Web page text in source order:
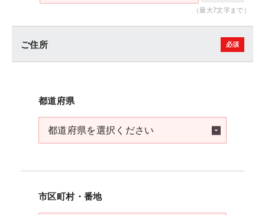
（最大7文字まで）
ご住所
都道府県
市区町村・番地